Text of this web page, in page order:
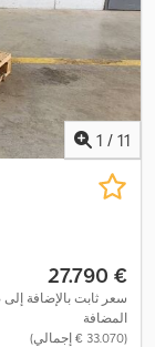
1 / 11
‏27.790 €
سعر ثابت بالإضافة إلى
المضافة
(‏33.070 € إجمالي)